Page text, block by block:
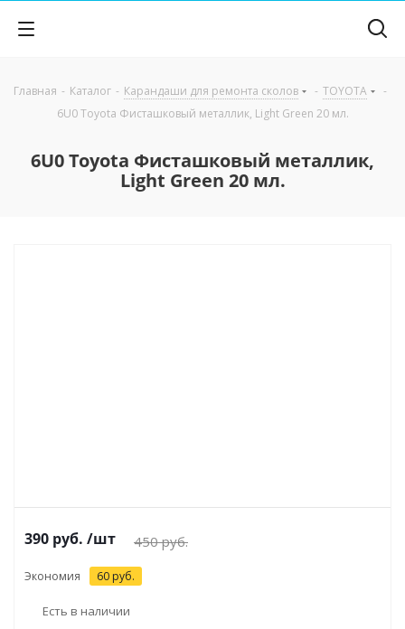
Главная - Каталог - Карандаши для ремонта сколов - TOYOTA
-
6U0 Toyota Фисташковый металлик, Light Green 20 мл.
6U0 Toyota Фисташковый металлик,
Light Green 20 мл.
390 руб. /шт 450руб.
Экономия 60 руб.
Есть в наличии